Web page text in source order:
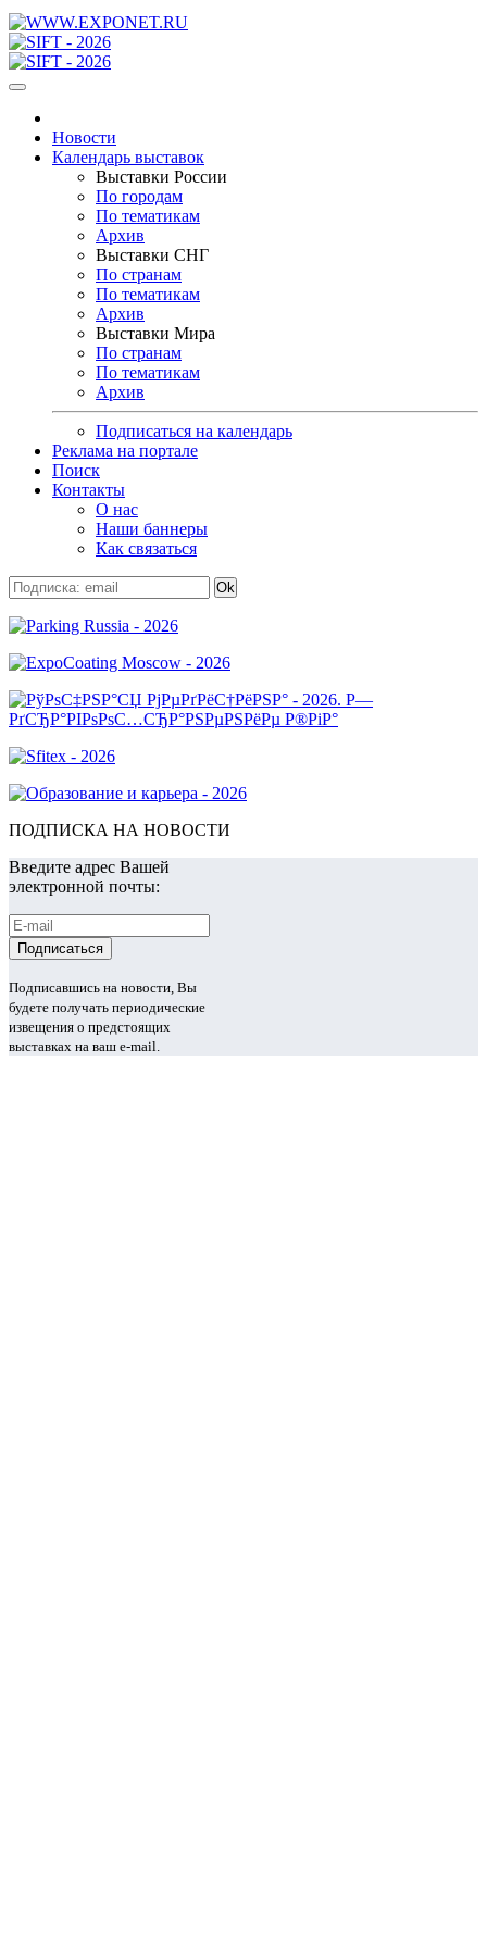
Новости
Календарь выставок
Выставки России
По городам
По тематикам
Архив
Выставки СНГ
По странам
По тематикам
Архив
Выставки Мира
По странам
По тематикам
Архив
Подписаться на календарь
Реклама на портале
Поиск
Контакты
О нас
Наши баннеры
Как связаться
ПОДПИСКА НА НОВОСТИ
Введите адрес Вашей
электронной почты:
Подписавшись на новости, Вы
будете получать периодические
извещения о предстоящих
выставках на ваш e-mail.